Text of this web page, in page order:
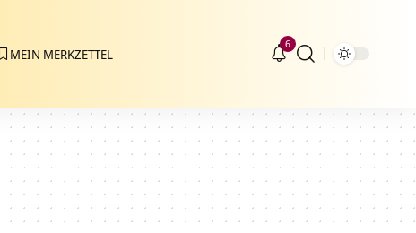
MEIN MERKZETTEL
6